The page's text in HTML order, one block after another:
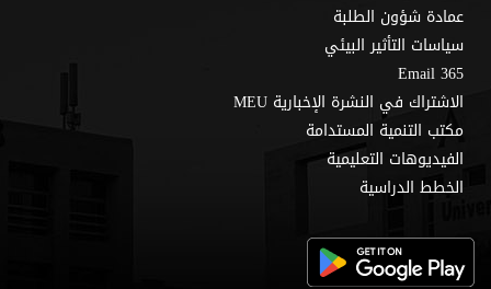
عمادة شؤون الطلبة
سياسات التأثير البيئي
Email 365
الاشتراك في النشرة الإخبارية MEU
مكتب التنمية المستدامة
الفيديوهات التعليمية
الخطط الدراسية